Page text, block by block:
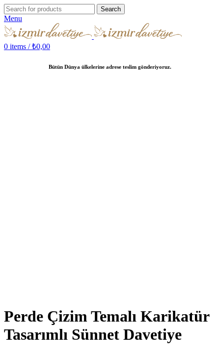
Search
Menu
0 items / ₺0,00
Bütün Dünya ülkelerine adrese teslim gönderiyoruz.
Perde Çizim Temalı Karikatür
Tasarımlı Sünnet Davetiye